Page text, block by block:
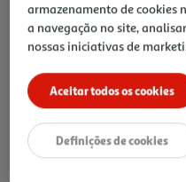
Ir para Homepage
armazenamento de cookies
a navegação no site,
nossas iniciativas de
Aceitar todos os cookies
Definições de cookies